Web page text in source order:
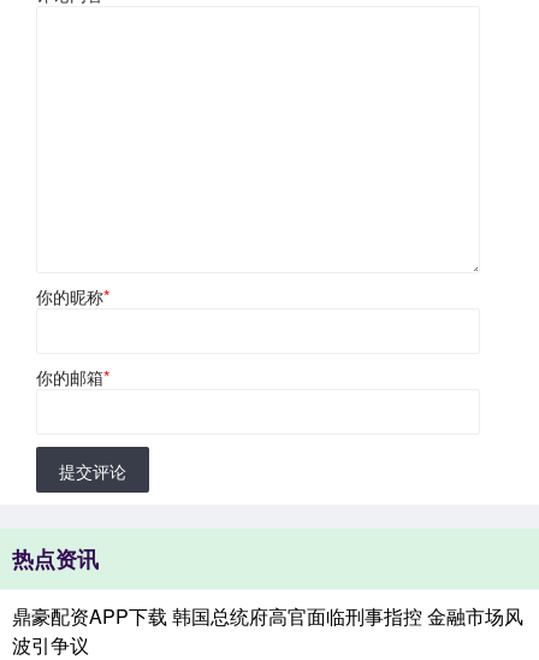
你的昵称*
你的邮箱*
提交评论
热点资讯
鼎豪配资APP下载 韩国总统府高官面临刑事指控 金融市场风
波引争议